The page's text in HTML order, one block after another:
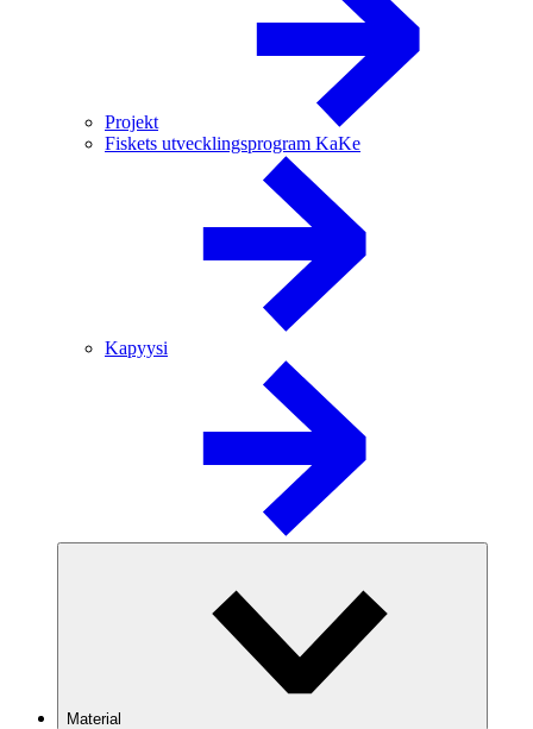
Projekt
Fiskets utvecklingsprogram KaKe
Kapyysi
Material